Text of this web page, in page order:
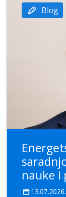
Blog
nauke i
13.07.2026.